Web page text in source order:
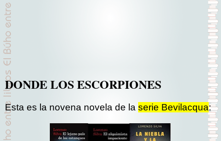
DONDE LOS ESCORPIONES
Esta es la novena novela de la serie Bevilacqua: